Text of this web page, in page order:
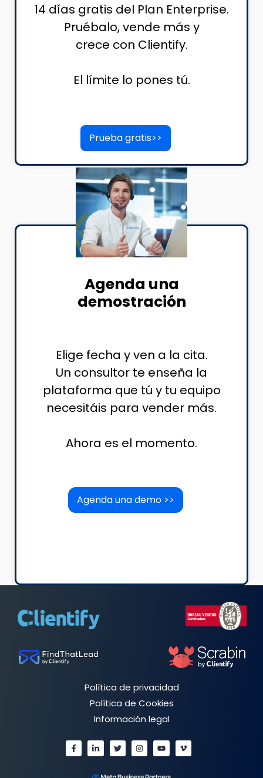
14 días gratis del Plan Enterprise.
Pruébalo, vende más y
crece con Clientify.
El límite lo pones tú.
Prueba gratis>>
Agenda una
demostración
Elige fecha y ven a la cita.
Un consultor te enseña la
plataforma que tú y tu equipo
necesitáis para vender más.
Ahora es el momento.
Agenda una demo >>
Política de privacidad
Política de Cookies
Información legal